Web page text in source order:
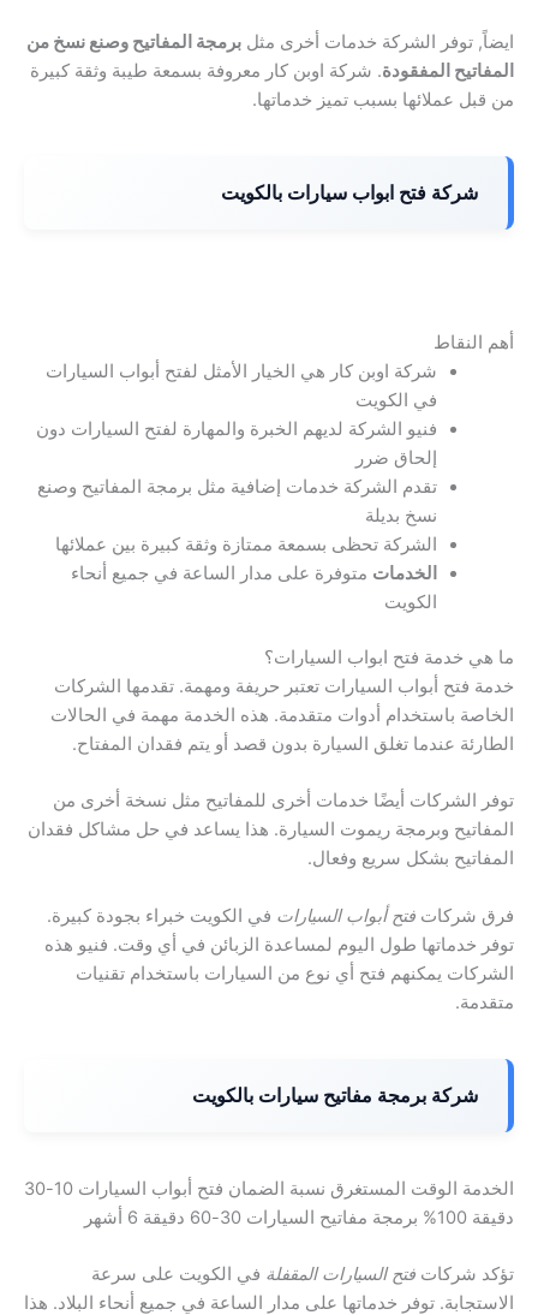
ايضاً, توفر الشركة خدمات أخرى مثل برمجة المفاتيح وصنع نسخ من
المفاتيح المفقودة. شركة اوبن كار معروفة بسمعة طيبة وثقة كبيرة
من قبل عملائها بسبب تميز خدماتها.
شركة فتح ابواب سيارات بالكويت
أهم النقاط
شركة اوبن كار هي الخيار الأمثل لفتح أبواب السيارات
في الكويت
فنيو الشركة لديهم الخبرة والمهارة لفتح السيارات دون
إلحاق ضرر
تقدم الشركة خدمات إضافية مثل برمجة المفاتيح وصنع
نسخ بديلة
الشركة تحظى بسمعة ممتازة وثقة كبيرة بين عملائها
الخدمات متوفرة على مدار الساعة في جميع أنحاء
الكويت
ما هي خدمة فتح ابواب السيارات؟
خدمة فتح أبواب السيارات تعتبر حريفة ومهمة. تقدمها الشركات
الخاصة باستخدام أدوات متقدمة. هذه الخدمة مهمة في الحالات
الطارئة عندما تغلق السيارة بدون قصد أو يتم فقدان المفتاح.
توفر الشركات أيضًا خدمات أخرى للمفاتيح مثل نسخة أخرى من
المفاتيح وبرمجة ريموت السيارة. هذا يساعد في حل مشاكل فقدان
المفاتيح بشكل سريع وفعال.
فرق شركات فتح أبواب السيارات في الكويت خبراء بجودة كبيرة.
توفر خدماتها طول اليوم لمساعدة الزبائن في أي وقت. فنيو هذه
الشركات يمكنهم فتح أي نوع من السيارات باستخدام تقنيات
متقدمة.
شركة برمجة مفاتيح سيارات بالكويت
الخدمة الوقت المستغرق نسبة الضمان فتح أبواب السيارات 10-30
دقيقة 100% برمجة مفاتيح السيارات 30-60 دقيقة 6 أشهر
تؤكد شركات فتح السيارات المقفلة في الكويت على سرعة
الاستجابة. توفر خدماتها على مدار الساعة في جميع أنحاء البلاد. هذا